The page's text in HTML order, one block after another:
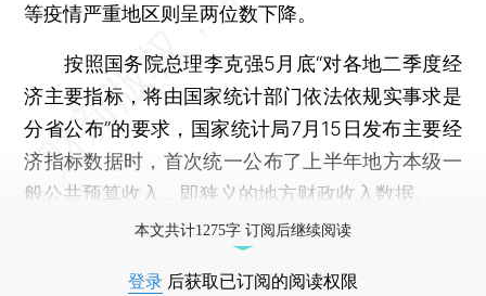
等疫情严重地区则呈两位数下降。
按照国务院总理李克强5月底“对各地二季度经
济主要指标，将由国家统计部门依法依规实事求是
分省公布”的要求，国家统计局7月15日发布主要经
济指标数据时，首次统一公布了上半年地方本级一
般公共预算收入，即狭义的地方财政收入数据。
本文共计1275字 订阅后继续阅读
登录 后获取已订阅的阅读权限